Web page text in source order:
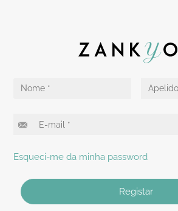
Esqueci-me da minha password
Registar